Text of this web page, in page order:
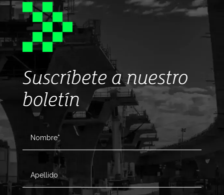
Suscríbete a nuestro
boletín